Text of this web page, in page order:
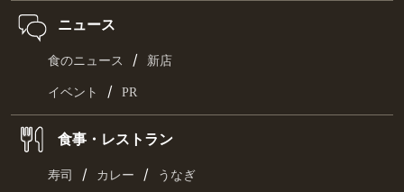
ニュース
食のニュース / 新店
イベント / PR
食事・レストラン
寿司 / カレー / うなぎ